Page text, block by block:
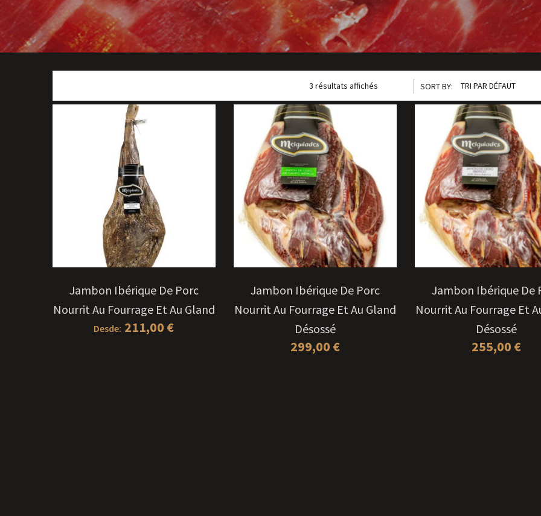
3 résultats affichés SORT BY: TRI PAR DÉFAUT
CHOIX DES OPTIONS
Jambon Ibérique De Porc
Nourrit Au Fourrage Et Au Gland
Desde: 211,00 €
CHOIX DES OPTIONS
Jambon Ibérique De Porc
Nourrit Au Fourrage Et Au Gland
Désossé
299,00 €
CHOIX DES OPTIONS
Jambon Ibérique De
Nourrit Au Fourrage Et
Désossé
255,00 €